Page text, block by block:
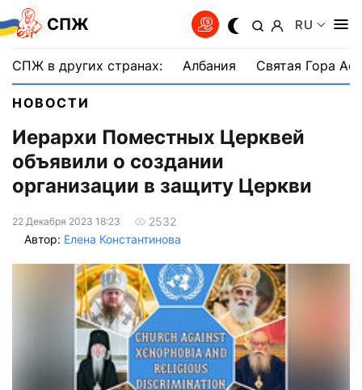
СПЖ RU
СПЖ в других странах: Албания Святая Гора
НОВОСТИ
Иерархи Поместных Церквей
объявили о создании
организации в защиту Церкви
22 Декабря 2023 18:23
2532
Автор: Елена Константинова